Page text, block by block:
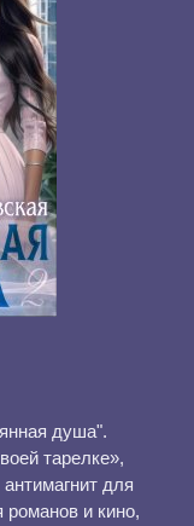
душа".
тарелке»,
для
и кино,